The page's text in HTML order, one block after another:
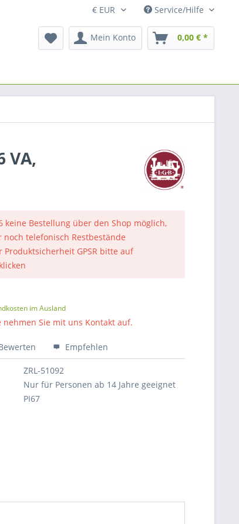
Service/Hilfe
Mein Konto 0,00 € *
VA,
keine Bestellung über den Shop möglich,
telefonisch Restbestände
Produktsicherheit GPSR bitte auf
im Ausland
nehmen Sie mit uns Kontakt auf.
Empfehlen
ZRL-51092
Nur für Personen ab 14 Jahre geeignet
PI67